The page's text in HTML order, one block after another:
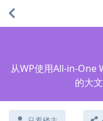
从WP使用All-in-One
的大